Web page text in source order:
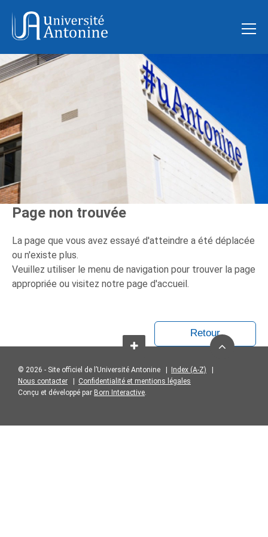
Page non trouvée
La page que vous avez essayé d'atteindre a été déplacée
ou n'existe plus.
Veuillez utiliser le menu de navigation pour trouver la page
appropriée ou visitez notre page d'accueil.
Retour
© 2026 - Site officiel de l’Université Antonine | Index (A-Z)
Nous contacter
Confidentialité et mentions légales
Conçu et développé par Born Interactive.